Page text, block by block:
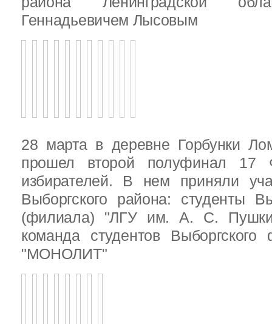
Геннадьевичем Лысовым
28 марта в деревне Горбунки
прошел второй полуфинал 17
избирателей. В нем приняли
Выборгского района: студенты
(филиала) "ЛГУ им. А. С.
команда студентов
"МОНОЛИТ"